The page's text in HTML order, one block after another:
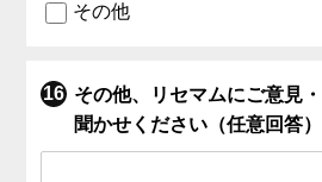
その他
その他、リセマムにご意見
聞かせください（任意回答）